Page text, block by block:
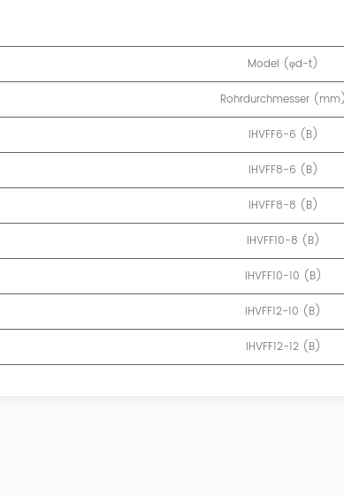
Model (φd-t)
Rohrdurchmesser
IHVFF6-6 (B)
IHVFF8-6 (B)
IHVFF8-8 (B)
IHVFF10-8 (B)
IHVFF10-10 (B)
IHVFF12-10 (B)
IHVFF12-12 (B)